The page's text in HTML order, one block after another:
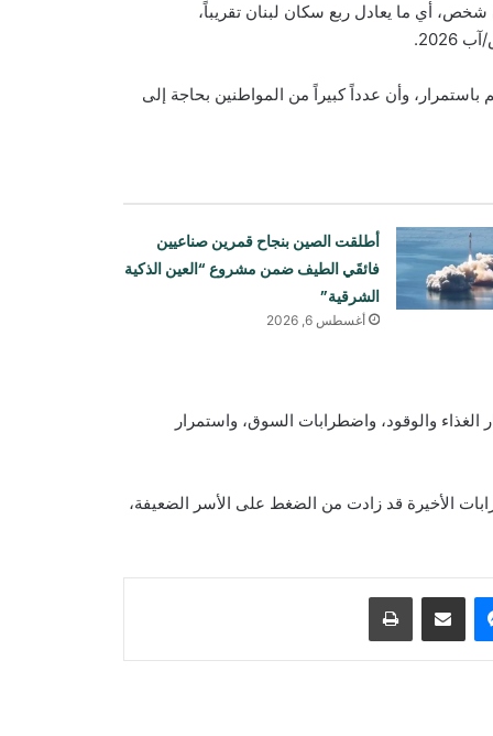
العالمي التابع للأمم المتحدة أن نحو 1.24 مليون شخص، أي ما يعادل ربع سكان لبنان تقريباً،
باستمرار، وأن عدداً كبيراً من المواطنين بحاجة إلى
أطلقت الصين بنجاح قمرين صناعيين
فائقَي الطيف ضمن مشروع “العين الذكية
الشرقية”
أغسطس 6, 2026
الغذاء والوقود، واضطرابات السوق، واستمرار
الأخيرة قد زادت من الضغط على الأسر الضعيفة،
ماسنجر مشاركة عبر البريد طباعة
دعت منظمة العفو الدولية إلى منح عمران
خان الحق في لقاء عائلته ومحاميه وتلقي